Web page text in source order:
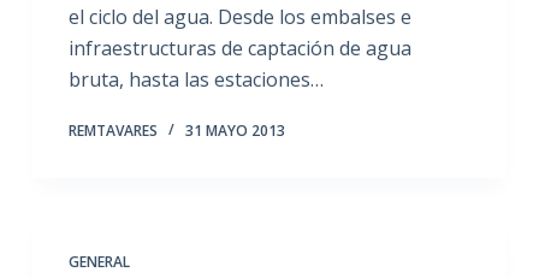
el ciclo del agua. Desde los embalses e
infraestructuras de captación de agua
bruta, hasta las estaciones…
REMTAVARES 31 MAYO 2013
GENERAL